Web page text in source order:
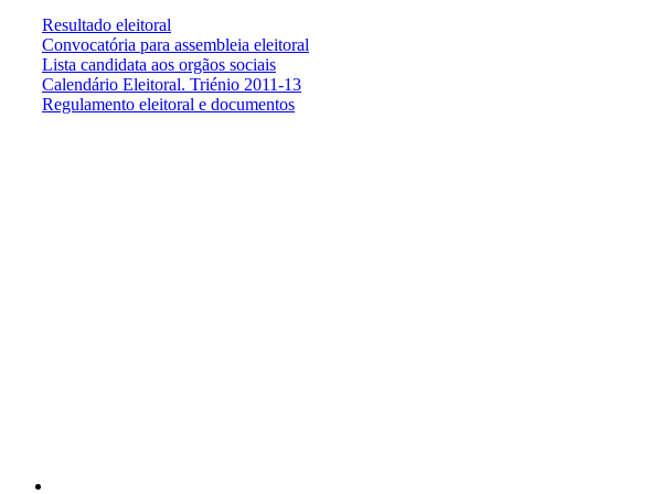
Resultado eleitoral
Convocatória para assembleia eleitoral
Lista candidata aos orgãos sociais
Calendário Eleitoral. Triénio 2011-13
Regulamento eleitoral e documentos